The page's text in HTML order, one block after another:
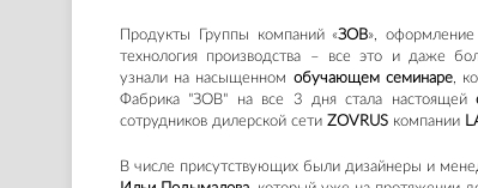
Продукты Группы компаний «ЗОВ»,
технология производства – все это и даже
узнали на насыщенном обучающем семинаре,
Фабрика "ЗОВ" на все 3 дня стала настоящей
сотрудников дилерской сети ZOVRUS компании
В числе присутствующих были дизайнеры и